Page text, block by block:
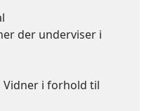
der underviser i
Vidner i forhold til